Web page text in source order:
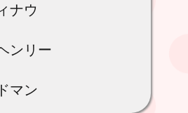
ナウ
ンリー
マン